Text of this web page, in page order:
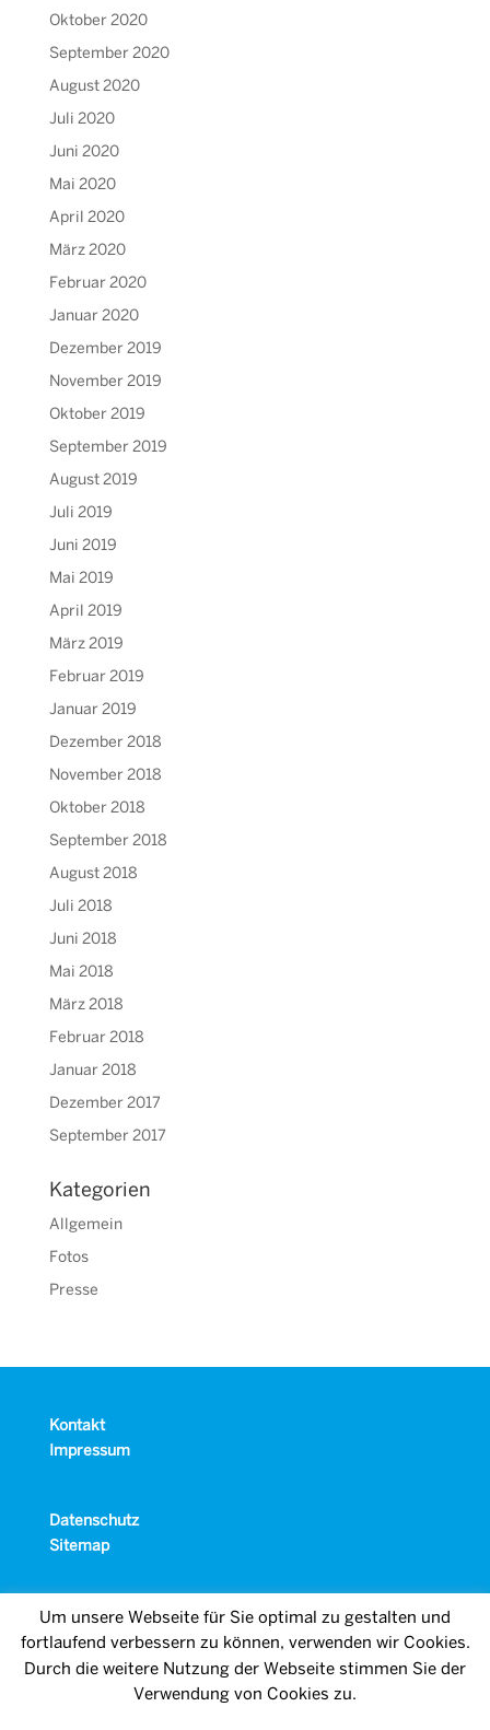
Oktober 2020
September 2020
August 2020
Juli 2020
Juni 2020
Mai 2020
April 2020
März 2020
Februar 2020
Januar 2020
Dezember 2019
November 2019
Oktober 2019
September 2019
August 2019
Juli 2019
Juni 2019
Mai 2019
April 2019
März 2019
Februar 2019
Januar 2019
Dezember 2018
November 2018
Oktober 2018
September 2018
August 2018
Juli 2018
Juni 2018
Mai 2018
März 2018
Februar 2018
Januar 2018
Dezember 2017
September 2017
Kategorien
Allgemein
Fotos
Presse
Kontakt
Impressum
Datenschutz
Sitemap
Um unsere Webseite für Sie optimal zu gestalten und
fortlaufend verbessern zu können, verwenden wir Cookies.
Durch die weitere Nutzung der Webseite stimmen Sie der
Verwendung von Cookies zu.